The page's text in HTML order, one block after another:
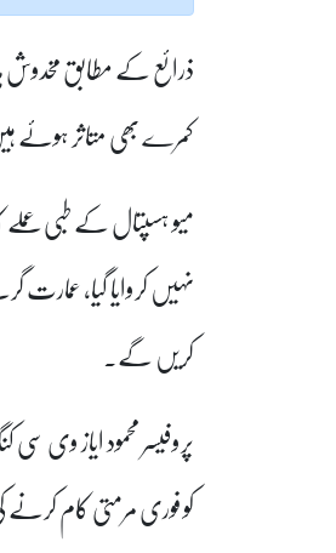
ذرائع کے مطابق
کمرے بھی متاثر ہوئے
میو ہسپتال کے طبی
نہیں کروایا گیا،
کریں گے۔
کو فوری مرمتی کام